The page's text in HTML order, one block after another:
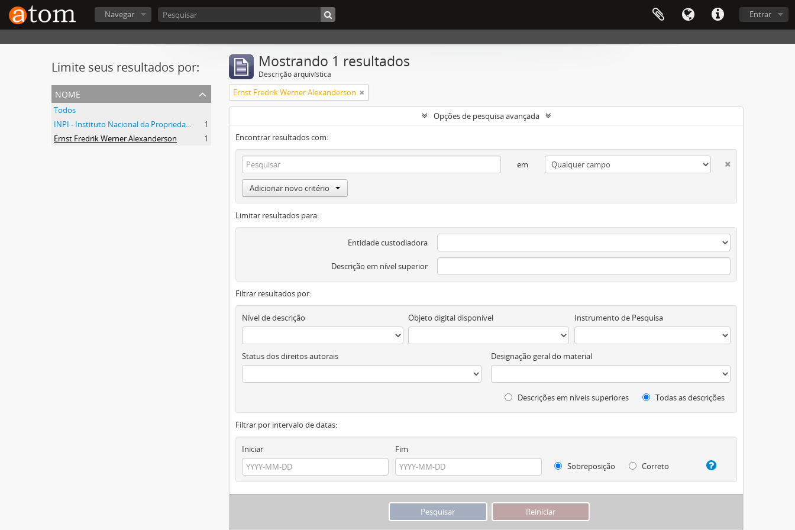
Entrar
Navegar
Limite seus resultados por:
nome
Todos
INPI - Instituto Nacional da Propriedade Industrial
1
Ernst Fredrik Werner Alexanderson
1
Mostrando 1 resultados
Descrição arquivística
Ernst Fredrik Werner Alexanderson
Opções de pesquisa avançada
Encontrar resultados com:
em
Adicionar novo critério
Limitar resultados para:
Entidade custodiadora
Descrição em nível superior
Filtrar resultados por:
Nível de descrição Objeto digital disponível Instrumento de Pesquisa
Status dos direitos autorais Designação geral do material
Descrições em níveis superiores Todas as descrições
Filtrar por intervalo de datas:
Iniciar
Fim
Sobreposição
Correto